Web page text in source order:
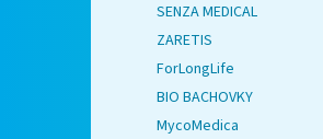
SENZA MEDICAL
ZARETIS
ForLongLife
BIO BACHOVKY
MycoMedica